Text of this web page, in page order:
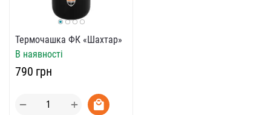
Термочашка ФК «Шахтар»
В наявності
‍790‍ грн
+
−